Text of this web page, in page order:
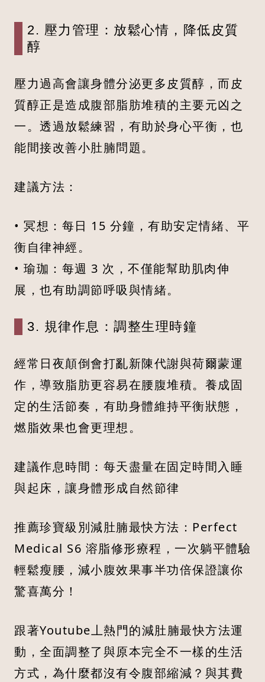
2. 壓力管理：放鬆心情，降低皮質
醇
壓力過高會讓身體分泌更多皮質醇，而皮
質醇正是造成腹部脂肪堆積的主要元凶之
一。透過放鬆練習，有助於身心平衡，也
能間接改善小肚腩問題。
建議方法：
• 冥想：每日 15 分鐘，有助安定情緒、平
衡自律神經。
• 瑜珈：每週 3 次，不僅能幫助肌肉伸
展，也有助調節呼吸與情緒。
3. 規律作息：調整生理時鐘
經常日夜顛倒會打亂新陳代謝與荷爾蒙運
作，導致脂肪更容易在腰腹堆積。養成固
定的生活節奏，有助身體維持平衡狀態，
燃脂效果也會更理想。
建議作息時間：每天盡量在固定時間入睡
與起床，讓身體形成自然節律
推薦珍寶級別減肚腩最快方法：Perfect
Medical S6 溶脂修形療程，一次躺平體驗
輕鬆瘦腰，減小腹效果事半功倍保證讓你
驚喜萬分！
跟著Youtube丄熱門的減肚腩最快方法運
動，全面調整了與原本完全不一樣的生活
方式，為什麼都沒有令腹部縮減？與其費